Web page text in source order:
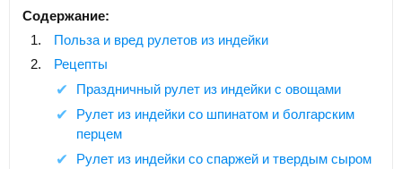
Содержание:
Польза и вред рулетов из индейки
Рецепты
Праздничный рулет из индейки с овощами
Рулет из индейки со шпинатом и болгарским
перцем
Рулет из индейки со спаржей и твердым сыром